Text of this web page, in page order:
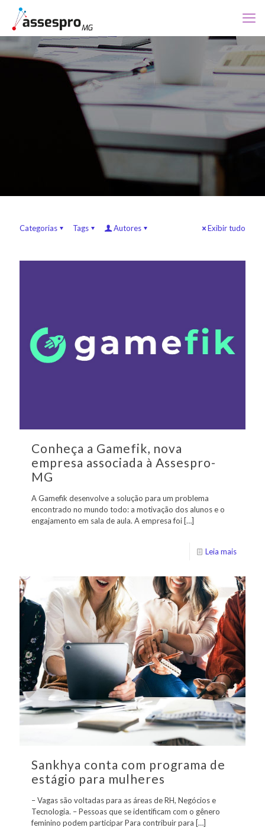
Categorias Tags Autores Exibir tudo
Conheça a Gamefik, nova
empresa associada à Assespro-
MG
A Gamefik desenvolve a solução para um problema
encontrado no mundo todo: a motivação dos alunos e o
engajamento em sala de aula. A empresa foi […]
Leia mais
Sankhya conta com programa de
estágio para mulheres
– Vagas são voltadas para as áreas de RH, Negócios e
Tecnologia. – Pessoas que se identificam com o gênero
feminino podem participar Para contribuir para […]